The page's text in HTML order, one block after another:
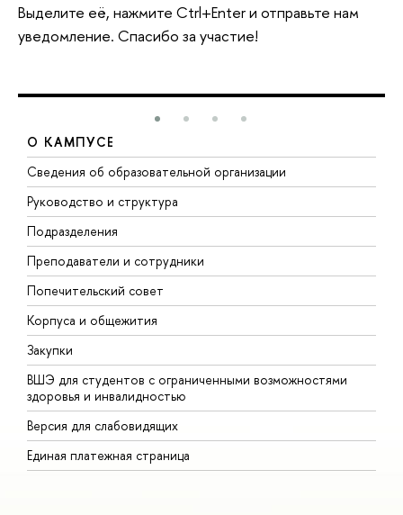
Выделите её, нажмите Ctrl+Enter и отправьте нам
уведомление. Спасибо за участие!
О КАМПУСЕ
Сведения об образовательной организации
Руководство и структура
Подразделения
Преподаватели и сотрудники
Попечительский совет
Корпуса и общежития
Закупки
ВШЭ для студентов с ограниченными возможностями
здоровья и инвалидностью
Версия для слабовидящих
Единая платежная страница